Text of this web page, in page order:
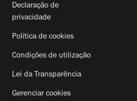
Declaração de
privacidade
Política de cookies
Condições de utilização
Lei da Transparência
Gerenciar cookies